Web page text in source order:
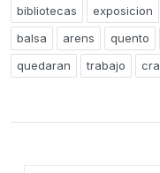
bibliotecas
exposicion
balsa
arens quento
quedaran
trabajo cra